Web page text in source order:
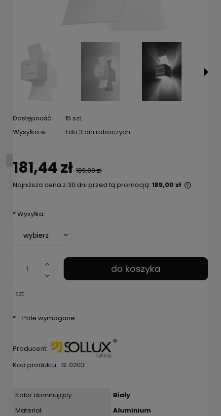
Dostępność:
15 szt.
Wysyłka w:
1 do 3 dni roboczych
181,44 zł 189,00 zł
Najniższa cena z 30 dni przed tą promocją: 189,00 zł
*Wysyłka:
szt.
do koszyka
*- Pole wymagane
Producent:
Kod produktu: SL.0203
Kolor dominujący
Biały
Materiał
Aluminium